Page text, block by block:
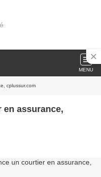
MENU
cplussur.com
en assurance,